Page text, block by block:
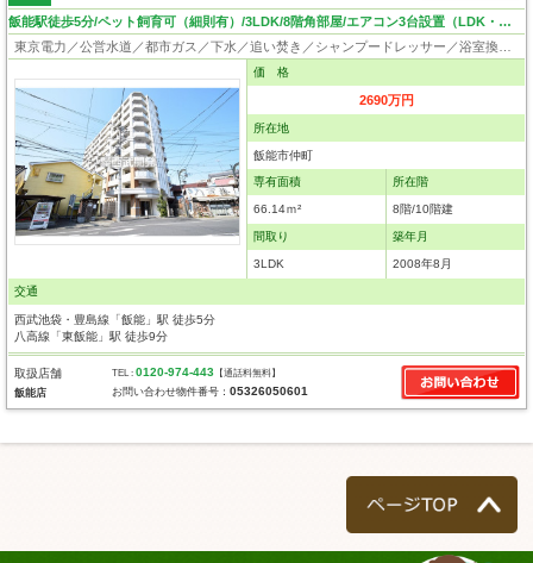
飯能駅徒歩5分/ペット飼育可（細則有）/3LDK/8階角部屋/エアコン3台設置（LDK・浴室）
価 格
2690万円
所在地
飯能市仲町
専有面積
66.14ｍ²
所在階
8階/10階建
間取り
3LDK
築年月
2008年8月
交通
西武池袋・豊島線「飯能」駅 徒歩5分
八高線「東飯能」駅 徒歩9分
取扱店舗
飯能店
TEL :0120-974-443 【通話料無料】
お問い合わせ物件番号：05326050601